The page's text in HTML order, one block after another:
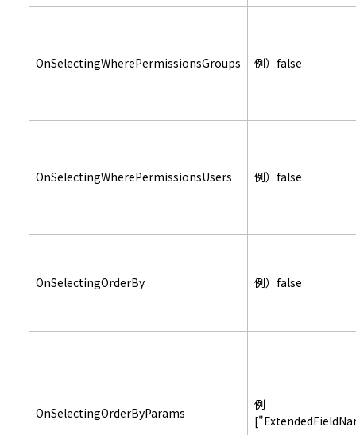
OnSelectingWherePermissionsGroups 例）false
OnSelectingWherePermissionsUsers 例）false
OnSelectingOrderBy 例）false
OnSelectingOrderByParams
例